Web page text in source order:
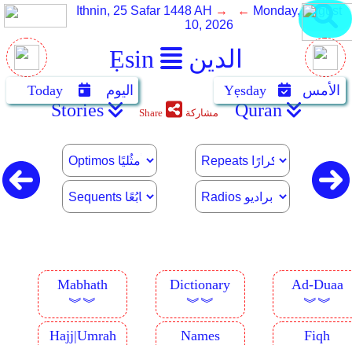
Ẹsin الدين
Ithnin, 25 Safar 1448 AH → ← Monday, August
10, 2026
Today اليوم Yẹsday الأمس
Stories Share مشاركة Quran
Mabhath
︾︾
Dictionary
︾︾
Ad-Duaa
︾︾
Hajj|Umrah
Names
Fiqh